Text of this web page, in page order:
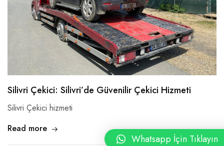
Silivri Çekici: Silivri’de Güvenilir Çekici Hizmeti
Silivri Çekici hizmeti
Read more
Whatsapp İçin Tıklayın